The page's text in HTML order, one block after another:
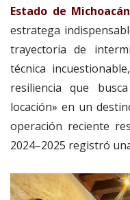
Estado de
estratega
trayectoria de
técnica
resiliencia que
locación» en un
operación reciente
2024–2025 registró